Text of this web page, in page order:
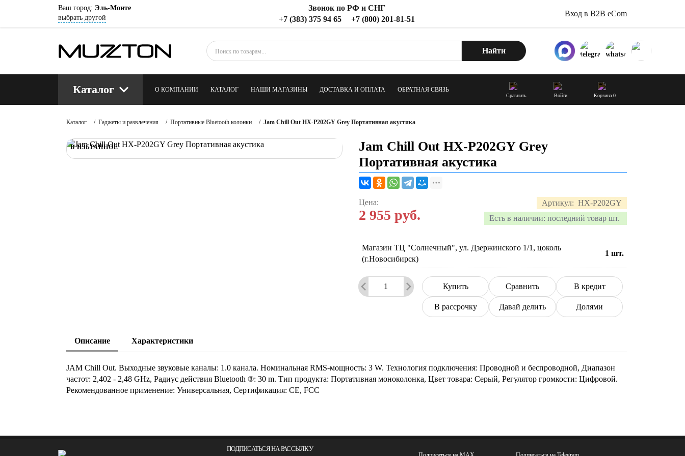
Ваш город: Эль-Монте
выбрать другой
Звонок по РФ и СНГ
+7 (383) 375 94 65
+7 (800) 201-81-51
Вход в B2B eCom
Найти
Каталог О КОМПАНИИ КАТАЛОГ НАШИ МАГАЗИНЫ ДОСТАВКА И ОПЛАТА ОБРАТНАЯ СВЯЗЬ
КОНТАКТЫ БЛОГ
Сравнить Войти Корзина 0
Каталог / Гаджеты и развлечения / Портативные Bluetooth колонки / Jam Chill Out HX-P202GY Grey Портативная акустика
В ИЗБРАННОЕ
Jam Chill Out HX-P202GY Grey
Портативная акустика
Артикул: HX-P202GY
Есть в наличии: последний товар шт.
Цена:
2 955 руб.
Магазин ТЦ "Солнечный", ул. Дзержинского 1/1, цоколь
(г.Новосибирск)
1 шт.
Купить Сравнить В кредит
В рассрочку Давай делить Долями
Описание Характеристики
JAM Chill Out. Выходные звуковые каналы: 1.0 канала. Номинальная RMS-мощность: 3 W. Технология подключения: Проводной и беспроводной, Диапазон
частот: 2,402 - 2,48 GHz, Радиус действия Bluetooth ®: 30 m. Тип продукта: Портативная моноколонка, Цвет товара: Серый, Регулятор громкости: Цифровой.
Рекомендованное применение: Универсальная, Сертификация: CE, FCC
ПОДПИСАТЬСЯ НА РАССЫЛКУ